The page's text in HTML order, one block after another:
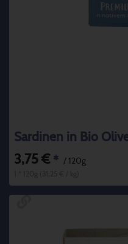
Sardinen in Bio
3,75 € * / 120g